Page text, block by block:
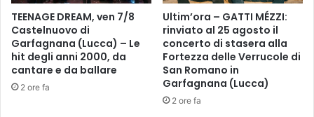
l
e
s
a
S
S
E
R
E
TEENAGE DREAM, ven 7/8
Castelnuovo di
Garfagnana (Lucca) – Le
hit degli anni 2000, da
cantare e da ballare
2 ore fa
Ultim’ora – GATTI MÉZZI:
rinviato al 25 agosto il
concerto di stasera alla
Fortezza delle Verrucole di
San Romano in
Garfagnana (Lucca)
2 ore fa